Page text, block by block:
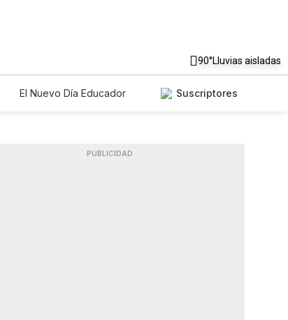
90°Lluvias aisladas
El Nuevo Día Educador
Suscriptores
PUBLICIDAD